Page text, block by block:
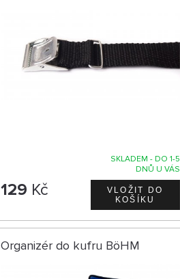
SKLADEM - DO 1-5
DNŮ U VÁS
129 Kč
Organizér do kufru BöHM